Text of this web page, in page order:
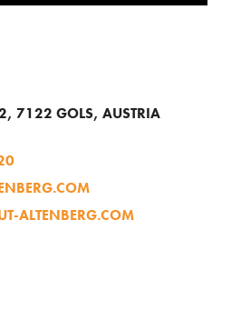
7122 GOLS, AUSTRIA
ALTENBERG.COM